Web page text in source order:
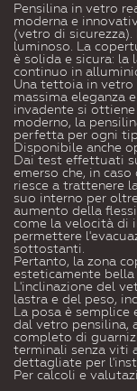
Pensilina in vetro
moderna e
(vetro di
luminoso. La
è solida e sicura: la
continuo in
Una tettoia in vetro
massima eleganza
invadente si
moderno, la
perfetta per ogni
Disponibile anche
Dai test effettuati
emerso che, in
riesce a trattenere
suo interno per
aumento della
come la velocità di
permettere
sottostanti.
Pertanto, la zona
esteticamente bella
L'inclinazione del
lastra e del peso,
La posa è
dal vetro pensilina,
completo di
terminali senza viti
dettagliate per
Per calcoli e